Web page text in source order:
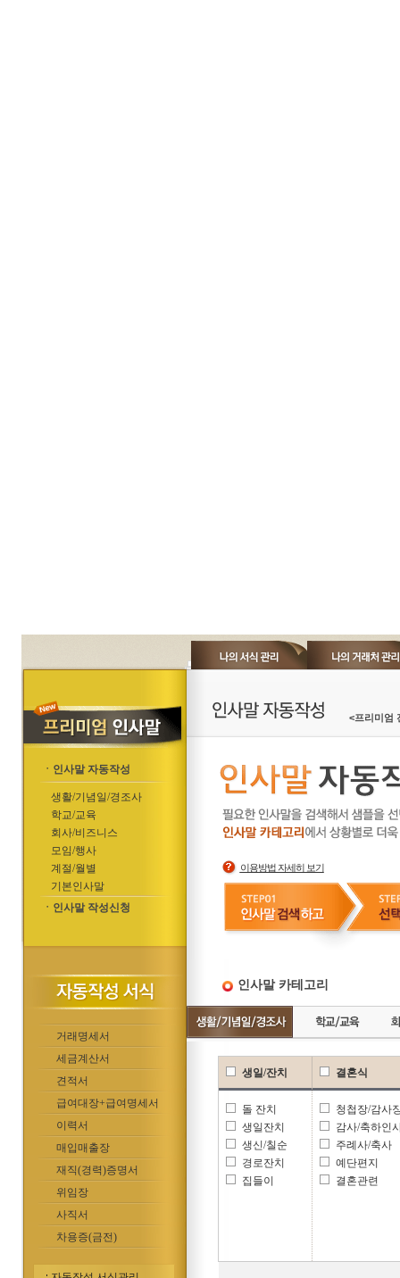
ㆍ인사말 자동작성
생활/기념일/경조사
학교/교육
회사/비즈니스
모임/행사
계절/월별
기본인사말
ㆍ인사말 작성신청
거래명세서
세금계산서
견적서
급여대장+급여명세서
이력서
매입매출장
재직(경력)증명서
위임장
사직서
차용증(금전)
<프리미엄
이용방법 자세히 보기
인사말 카테고리
생일/잔치
돌 잔치
생일잔치
생신/칠순
경로잔치
집들이
결혼식
청첩장/감사
감사/축하인
주례사/축사
예단편지
결혼관련